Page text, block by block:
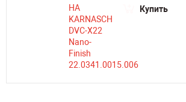
Купить